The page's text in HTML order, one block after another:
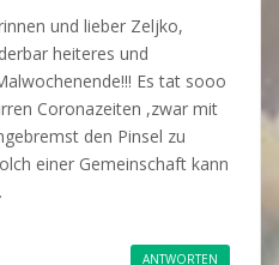
und lieber Zeljko,
heiteres und
Es tat sooo
Coronazeiten ,zwar mit
den Pinsel zu
einer Gemeinschaft kann
ANTWORTEN